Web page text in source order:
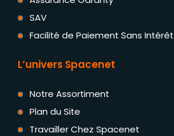
SAV
Facilité de Paiement Sans Intérêt
L’univers Spacenet
Notre Assortiment
Plan du Site
Travailler Chez Spacenet